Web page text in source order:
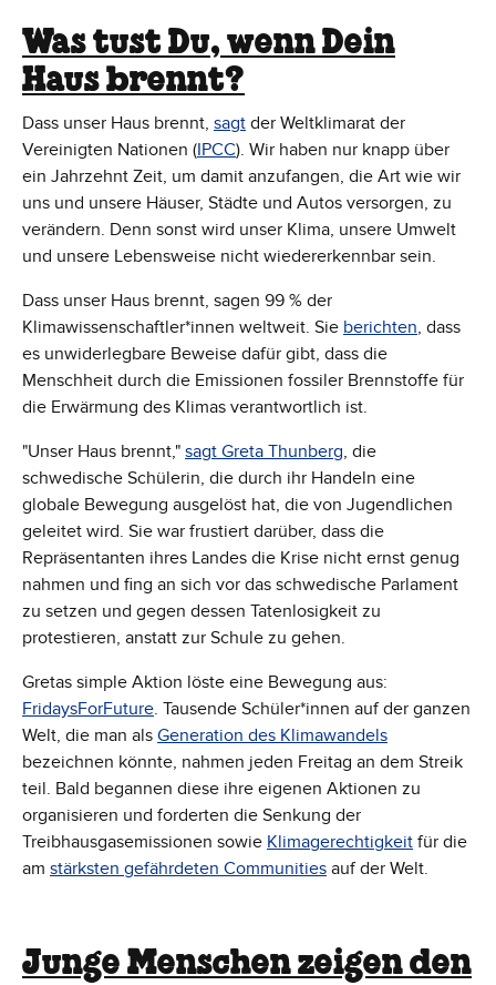
Was tust Du, wenn Dein
Haus brennt?
Dass unser Haus brennt, sagt der Weltklimarat der
Vereinigten Nationen (IPCC). Wir haben nur knapp über
ein Jahrzehnt Zeit, um damit anzufangen, die Art wie wir
uns und unsere Häuser, Städte und Autos versorgen, zu
verändern. Denn sonst wird unser Klima, unsere Umwelt
und unsere Lebensweise nicht wiedererkennbar sein.
Dass unser Haus brennt, sagen 99 % der
Klimawissenschaftler*innen weltweit. Sie berichten, dass
es unwiderlegbare Beweise dafür gibt, dass die
Menschheit durch die Emissionen fossiler Brennstoffe für
die Erwärmung des Klimas verantwortlich ist.
"Unser Haus brennt," sagt Greta Thunberg, die
schwedische Schülerin, die durch ihr Handeln eine
globale Bewegung ausgelöst hat, die von Jugendlichen
geleitet wird. Sie war frustiert darüber, dass die
Repräsentanten ihres Landes die Krise nicht ernst genug
nahmen und fing an sich vor das schwedische Parlament
zu setzen und gegen dessen Tatenlosigkeit zu
protestieren, anstatt zur Schule zu gehen.
Gretas simple Aktion löste eine Bewegung aus:
FridaysForFuture. Tausende Schüler*innen auf der ganzen
Welt, die man als Generation des Klimawandels
bezeichnen könnte, nahmen jeden Freitag an dem Streik
teil. Bald begannen diese ihre eigenen Aktionen zu
organisieren und forderten die Senkung der
Treibhausgasemissionen sowie Klimagerechtigkeit für die
am stärksten gefährdeten Communities auf der Welt.
Junge Menschen zeigen den